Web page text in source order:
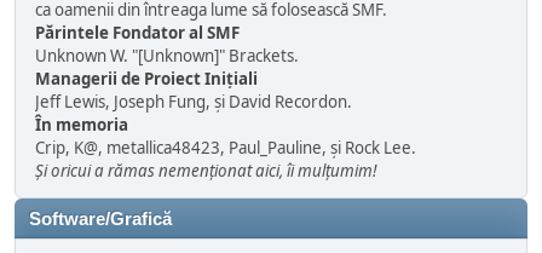
ca oamenii din întreaga lume să folosească SMF.
Părintele Fondator al SMF
Unknown W. "[Unknown]" Brackets.
Managerii de Proiect Iniţiali
Jeff Lewis, Joseph Fung, și David Recordon.
În memoria
Crip, K@, metallica48423, Paul_Pauline, și Rock Lee.
Și oricui a rămas nemenționat aici, îi mulțumim!
Software/Grafică